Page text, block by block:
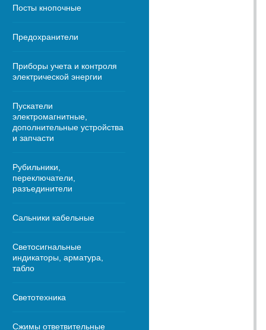
Посты кнопочные
Предохранители
Приборы учета и контроля
электрической энергии
Пускатели
электромагнитные,
дополнительные устройства
и запчасти
Рубильники,
переключатели,
разъединители
Сальники кабельные
Светосигнальные
индикаторы, арматура,
табло
Светотехника
Сжимы ответвительные